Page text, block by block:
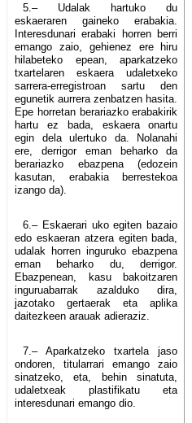
5.– Udalak hartuko du
eskaeraren gaineko erabakia.
Interesdunari erabaki horren berri
emango zaio, gehienez ere hiru
hilabeteko epean, aparkatzeko
txartelaren eskaera udaletxeko
sarrera-erregistroan sartu den
egunetik aurrera zenbatzen hasita.
Epe horretan berariazko erabakirik
hartu ez bada, eskaera onartu
egin dela ulertuko da. Nolanahi
ere, derrigor eman beharko da
berariazko ebazpena (edozein
kasutan, erabakia berrestekoa
izango da).
6.– Eskaerari uko egiten bazaio
edo eskaeran atzera egiten bada,
udalak horren inguruko ebazpena
eman beharko du, derrigor.
Ebazpenean, kasu bakoitzaren
inguruabarrak azalduko dira,
jazotako gertaerak eta aplika
daitezkeen arauak adieraziz.
7.– Aparkatzeko txartela jaso
ondoren, titularrari emango zaio
sinatzeko, eta, behin sinatuta,
udaletxeak plastifikatu eta
interesdunari emango dio.